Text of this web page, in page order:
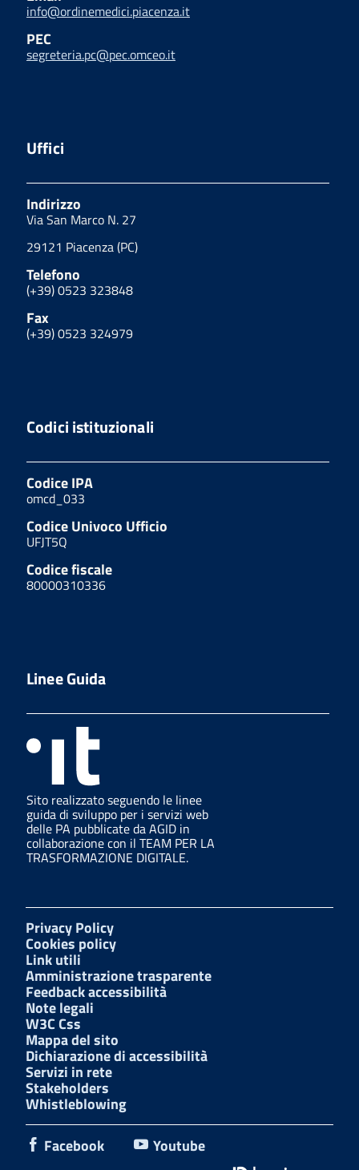
info@ordinemedici.piacenza.it
PEC
segreteria.pc@pec.omceo.it
Uffici
Indirizzo
Via San Marco N. 27
29121 Piacenza (PC)
Telefono
(+39) 0523 323848
Fax
(+39) 0523 324979
Codici istituzionali
Codice IPA
omcd_033
Codice Univoco Ufficio
UFJT5Q
Codice fiscale
80000310336
Linee Guida
Sito realizzato seguendo le linee
guida di sviluppo per i servizi web
delle PA pubblicate da AGID in
collaborazione con il TEAM PER LA
TRASFORMAZIONE DIGITALE.
Privacy Policy
Cookies policy
Link utili
Amministrazione trasparente
Feedback accessibilità
Note legali
W3C Css
Mappa del sito
Dichiarazione di accessibilità
Servizi in rete
Stakeholders
Whistleblowing
Facebook
Youtube